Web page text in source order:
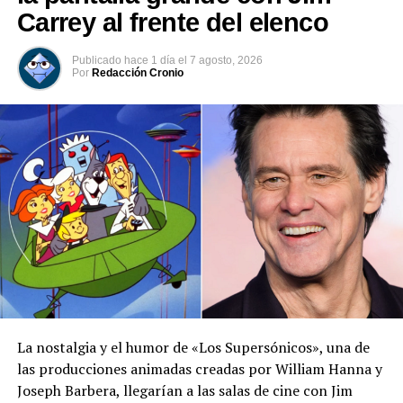
Relacionado
FOTOS | En microbikini de
hilos Dua Lipa posa muy sexy
dentro y fuera de la piscina
29 agosto, 2022
En «Jetset»
FOTO | Paparazzi expone el
trasero de Dua Lipa,
mientras ésta se baja los
pantalones
4 junio, 2022
Carrey al frente del elenco
Publicado hace 1 día el 7 agosto, 2026
Por Redacción Cronio
La nostalgia y el humor de «Los Supersónicos», una de
las producciones animadas creadas por William Hanna y
Joseph Barbera, llegarían a las salas de cine con Jim